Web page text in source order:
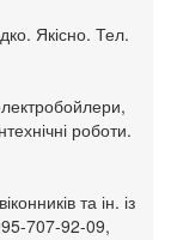
Якісно. Тел.
роботи.
та ін. із
707-92-09,